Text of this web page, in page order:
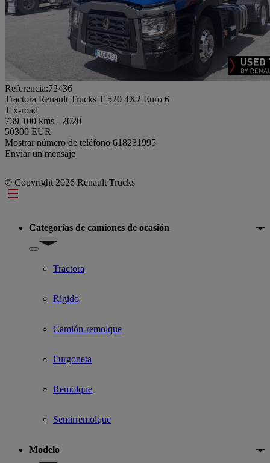
Referencia:72436
Tractora Renault Trucks T 520 4X2 Euro 6
T x-road
739 100 kms - 2020
50300 EUR
Mostrar número de teléfono 618231995
Enviar un mensaje
© Copyright 2026 Renault Trucks
Footer
Categorías de camiones de ocasión
Show submenu for Categorías de camiones de ocasión
Tractora
Rígido
Camión-remolque
Furgoneta
Remolque
Semirremolque
Modelo